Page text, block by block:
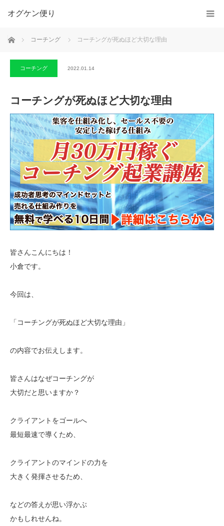
オグケン便り
ホーム コーチング コーチングが死ぬほど大切な理由
コーチング 2022.01.14
コーチングが死ぬほど大切な理由
皆さんこんにちは！
小倉です。
今回は、
「コーチングが死ぬほど大切な理由」
の内容でお伝えします。
皆さんはなぜコーチングが
大切だと思いますか？
クライアントをゴールへ
最短最速で導くため、
クライアントのマインドの力を
大きく発揮させるため、
などの答えが思い浮かぶ
かもしれせんね。